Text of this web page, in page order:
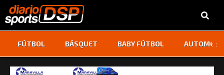
FÚTBOL BÁSQUET BABY FÚTBOL ‹ ›